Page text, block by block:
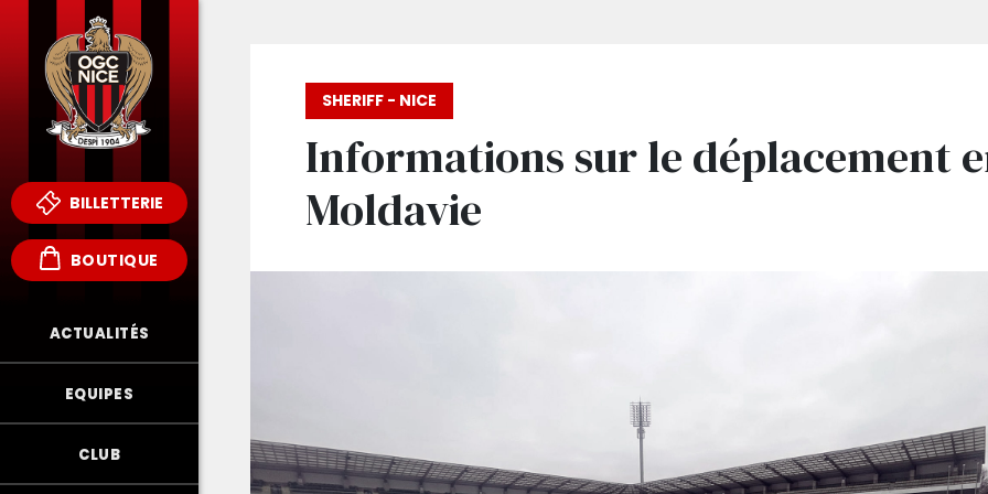
BILLETTERIE
BOUTIQUE
ACTUALITÉS
EQUIPES
CLUB
SHERIFF - NICE
Informations sur le déplacement
Moldavie